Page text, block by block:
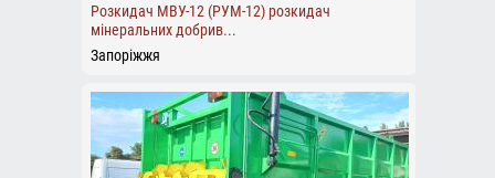
Розкидач МВУ-12 (РУМ-12) розкидач
мінеральних добрив...
Запоріжжя